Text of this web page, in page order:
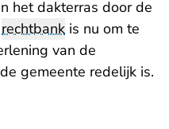
het dakterras door de
rechtbank is nu om te
van de
gemeente redelijk is.